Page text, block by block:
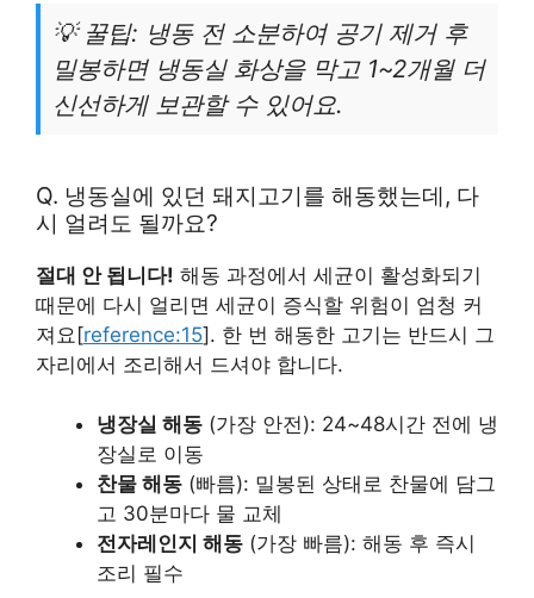
💡 꿀팁: 냉동 전 소분하여 공기 제거 후
밀봉하면 냉동실 화상을 막고 1~2개월 더
신선하게 보관할 수 있어요.
Q. 냉동실에 있던 돼지고기를 해동했는데, 다
시 얼려도 될까요?
절대 안 됩니다! 해동 과정에서 세균이 활성화되기
때문에 다시 얼리면 세균이 증식할 위험이 엄청 커
져요[reference:15]. 한 번 해동한 고기는 반드시 그
자리에서 조리해서 드셔야 합니다.
냉장실 해동 (가장 안전): 24~48시간 전에 냉
장실로 이동
찬물 해동 (빠름): 밀봉된 상태로 찬물에 담그
고 30분마다 물 교체
전자레인지 해동 (가장 빠름): 해동 후 즉시
조리 필수